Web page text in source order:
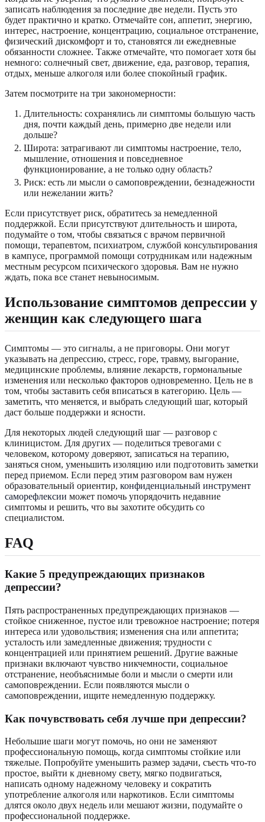
записать наблюдения за последние две недели. Пусть это
будет практично и кратко. Отмечайте сон, аппетит, энергию,
интерес, настроение, концентрацию, социальное отстранение,
физический дискомфорт и то, становятся ли ежедневные
обязанности сложнее. Также отмечайте, что помогает хотя бы
немного: солнечный свет, движение, еда, разговор, терапия,
отдых, меньше алкоголя или более спокойный график.
Затем посмотрите на три закономерности:
Длительность: сохранялись ли симптомы большую часть
дня, почти каждый день, примерно две недели или
дольше?
Широта: затрагивают ли симптомы настроение, тело,
мышление, отношения и повседневное
функционирование, а не только одну область?
Риск: есть ли мысли о самоповреждении, безнадежности
или нежелании жить?
Если присутствует риск, обратитесь за немедленной
поддержкой. Если присутствуют длительность и широта,
подумайте о том, чтобы связаться с врачом первичной
помощи, терапевтом, психиатром, службой консультирования
в кампусе, программой помощи сотрудникам или надежным
местным ресурсом психического здоровья. Вам не нужно
ждать, пока все станет невыносимым.
Использование симптомов депрессии у
женщин как следующего шага
Симптомы — это сигналы, а не приговоры. Они могут
указывать на депрессию, стресс, горе, травму, выгорание,
медицинские проблемы, влияние лекарств, гормональные
изменения или несколько факторов одновременно. Цель не в
том, чтобы заставить себя вписаться в категорию. Цель —
заметить, что меняется, и выбрать следующий шаг, который
даст больше поддержки и ясности.
Для некоторых людей следующий шаг — разговор с
клиницистом. Для других — поделиться тревогами с
человеком, которому доверяют, записаться на терапию,
заняться сном, уменьшить изоляцию или подготовить заметки
перед приемом. Если перед этим разговором вам нужен
образовательный ориентир, конфиденциальный инструмент
саморефлексии может помочь упорядочить недавние
симптомы и решить, что вы захотите обсудить со
специалистом.
FAQ
Какие 5 предупреждающих признаков
депрессии?
Пять распространенных предупреждающих признаков —
стойкое сниженное, пустое или тревожное настроение; потеря
интереса или удовольствия; изменения сна или аппетита;
усталость или замедленные движения; трудности с
концентрацией или принятием решений. Другие важные
признаки включают чувство никчемности, социальное
отстранение, необъяснимые боли и мысли о смерти или
самоповреждении. Если появляются мысли о
самоповреждении, ищите немедленную поддержку.
Как почувствовать себя лучше при депрессии?
Небольшие шаги могут помочь, но они не заменяют
профессиональную помощь, когда симптомы стойкие или
тяжелые. Попробуйте уменьшить размер задачи, съесть что-то
простое, выйти к дневному свету, мягко подвигаться,
написать одному надежному человеку и сократить
употребление алкоголя или наркотиков. Если симптомы
длятся около двух недель или мешают жизни, подумайте о
профессиональной поддержке.